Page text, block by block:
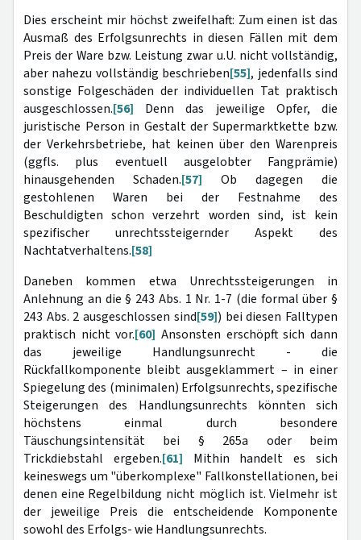
Dies erscheint mir höchst zweifelhaft: Zum einen ist das
Ausmaß des Erfolgsunrechts in diesen Fällen mit dem
Preis der Ware bzw. Leistung zwar u.U. nicht vollständig,
aber nahezu vollständig beschrieben[55], jedenfalls sind
sonstige Folgeschäden der individuellen Tat praktisch
ausgeschlossen.[56] Denn das jeweilige Opfer, die
juristische Person in Gestalt der Supermarktkette bzw.
der Verkehrsbetriebe, hat keinen über den Warenpreis
(ggfls. plus eventuell ausgelobter Fangprämie)
hinausgehenden Schaden.[57] Ob dagegen die
gestohlenen Waren bei der Festnahme des
Beschuldigten schon verzehrt worden sind, ist kein
spezifischer unrechtssteigernder Aspekt des
Nachtatverhaltens.[58]
Daneben kommen etwa Unrechtssteigerungen in
Anlehnung an die § 243 Abs. 1 Nr. 1-7 (die formal über §
243 Abs. 2 ausgeschlossen sind[59]) bei diesen Falltypen
praktisch nicht vor.[60] Ansonsten erschöpft sich dann
das jeweilige Handlungsunrecht - die
Rückfallkomponente bleibt ausgeklammert – in einer
Spiegelung des (minimalen) Erfolgsunrechts, spezifische
Steigerungen des Handlungsunrechts könnten sich
höchstens einmal durch besondere
Täuschungsintensität bei § 265a oder beim
Trickdiebstahl ergeben.[61] Mithin handelt es sich
keineswegs um "überkomplexe" Fallkonstellationen, bei
denen eine Regelbildung nicht möglich ist. Vielmehr ist
der jeweilige Preis die entscheidende Komponente
sowohl des Erfolgs- wie Handlungsunrechts.